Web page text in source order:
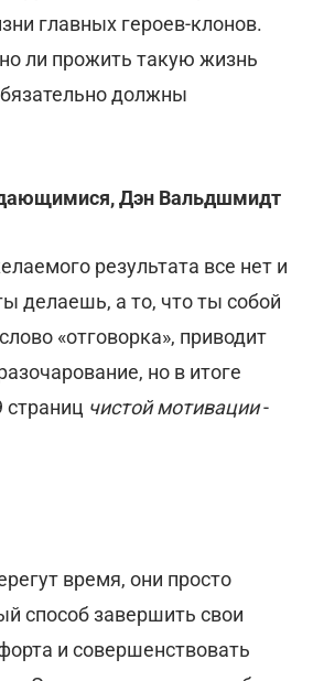
главных героев-клонов.
ли прожить такую жизнь
должны
Дэн Вальдшмидт
результата все нет и
делаешь, а то, что ты собой
«отговорка», приводит
но в итоге
чистой мотивации-
время, они просто
способ завершить свои
и совершенствовать